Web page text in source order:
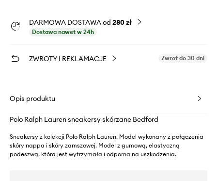
DARMOWA DOSTAWA od 280 zł
Dostawa nawet w 24h
ZWROTY I REKLAMACJE Zwrot do 30 dni
Opis produktu
Polo Ralph Lauren sneakersy skórzane Bedford
Sneakersy z kolekcji Polo Ralph Lauren. Model wykonany z połączenia
skóry nappa i skóry zamszowej. Model z gumową, elastyczną
podeszwą, która jest wytrzymała i odporna na uszkodzenia.